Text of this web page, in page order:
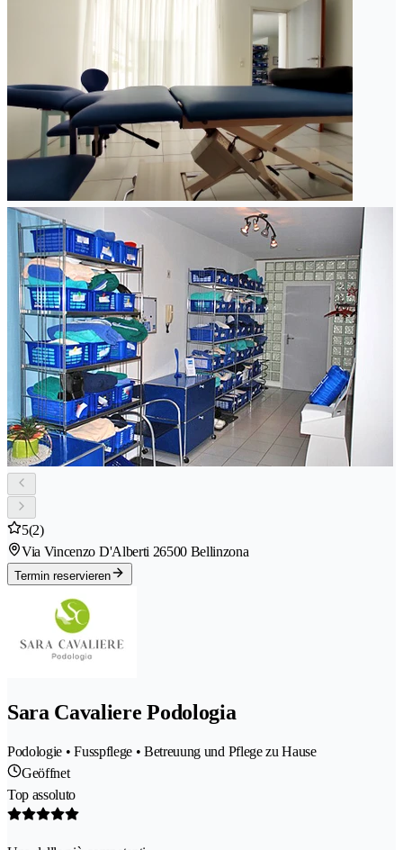
5(2)
Via Vincenzo D'Alberti 26500 Bellinzona
Termin reservieren
Sara Cavaliere Podologia
Podologie • Fusspflege • Betreuung und Pflege zu Hause
Geöffnet
Top assoluto